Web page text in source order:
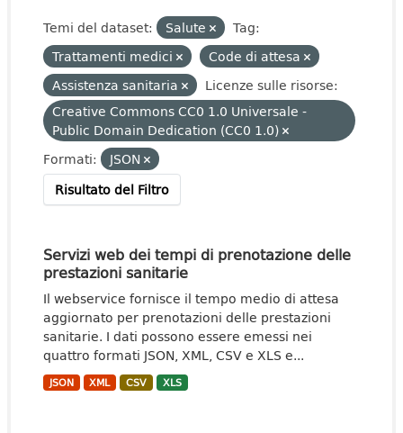
Temi del dataset: Salute
Tag:
Trattamenti medici
Code di attesa
Assistenza sanitaria
Licenze sulle risorse:
Creative Commons CC0 1.0 Universale -
Public Domain Dedication (CC0 1.0)
Formati:
JSON
Risultato del Filtro
Servizi web dei tempi di prenotazione delle
prestazioni sanitarie
Il webservice fornisce il tempo medio di attesa
aggiornato per prenotazioni delle prestazioni
sanitarie. I dati possono essere emessi nei
quattro formati JSON, XML, CSV e XLS e...
JSON XML CSV XLS